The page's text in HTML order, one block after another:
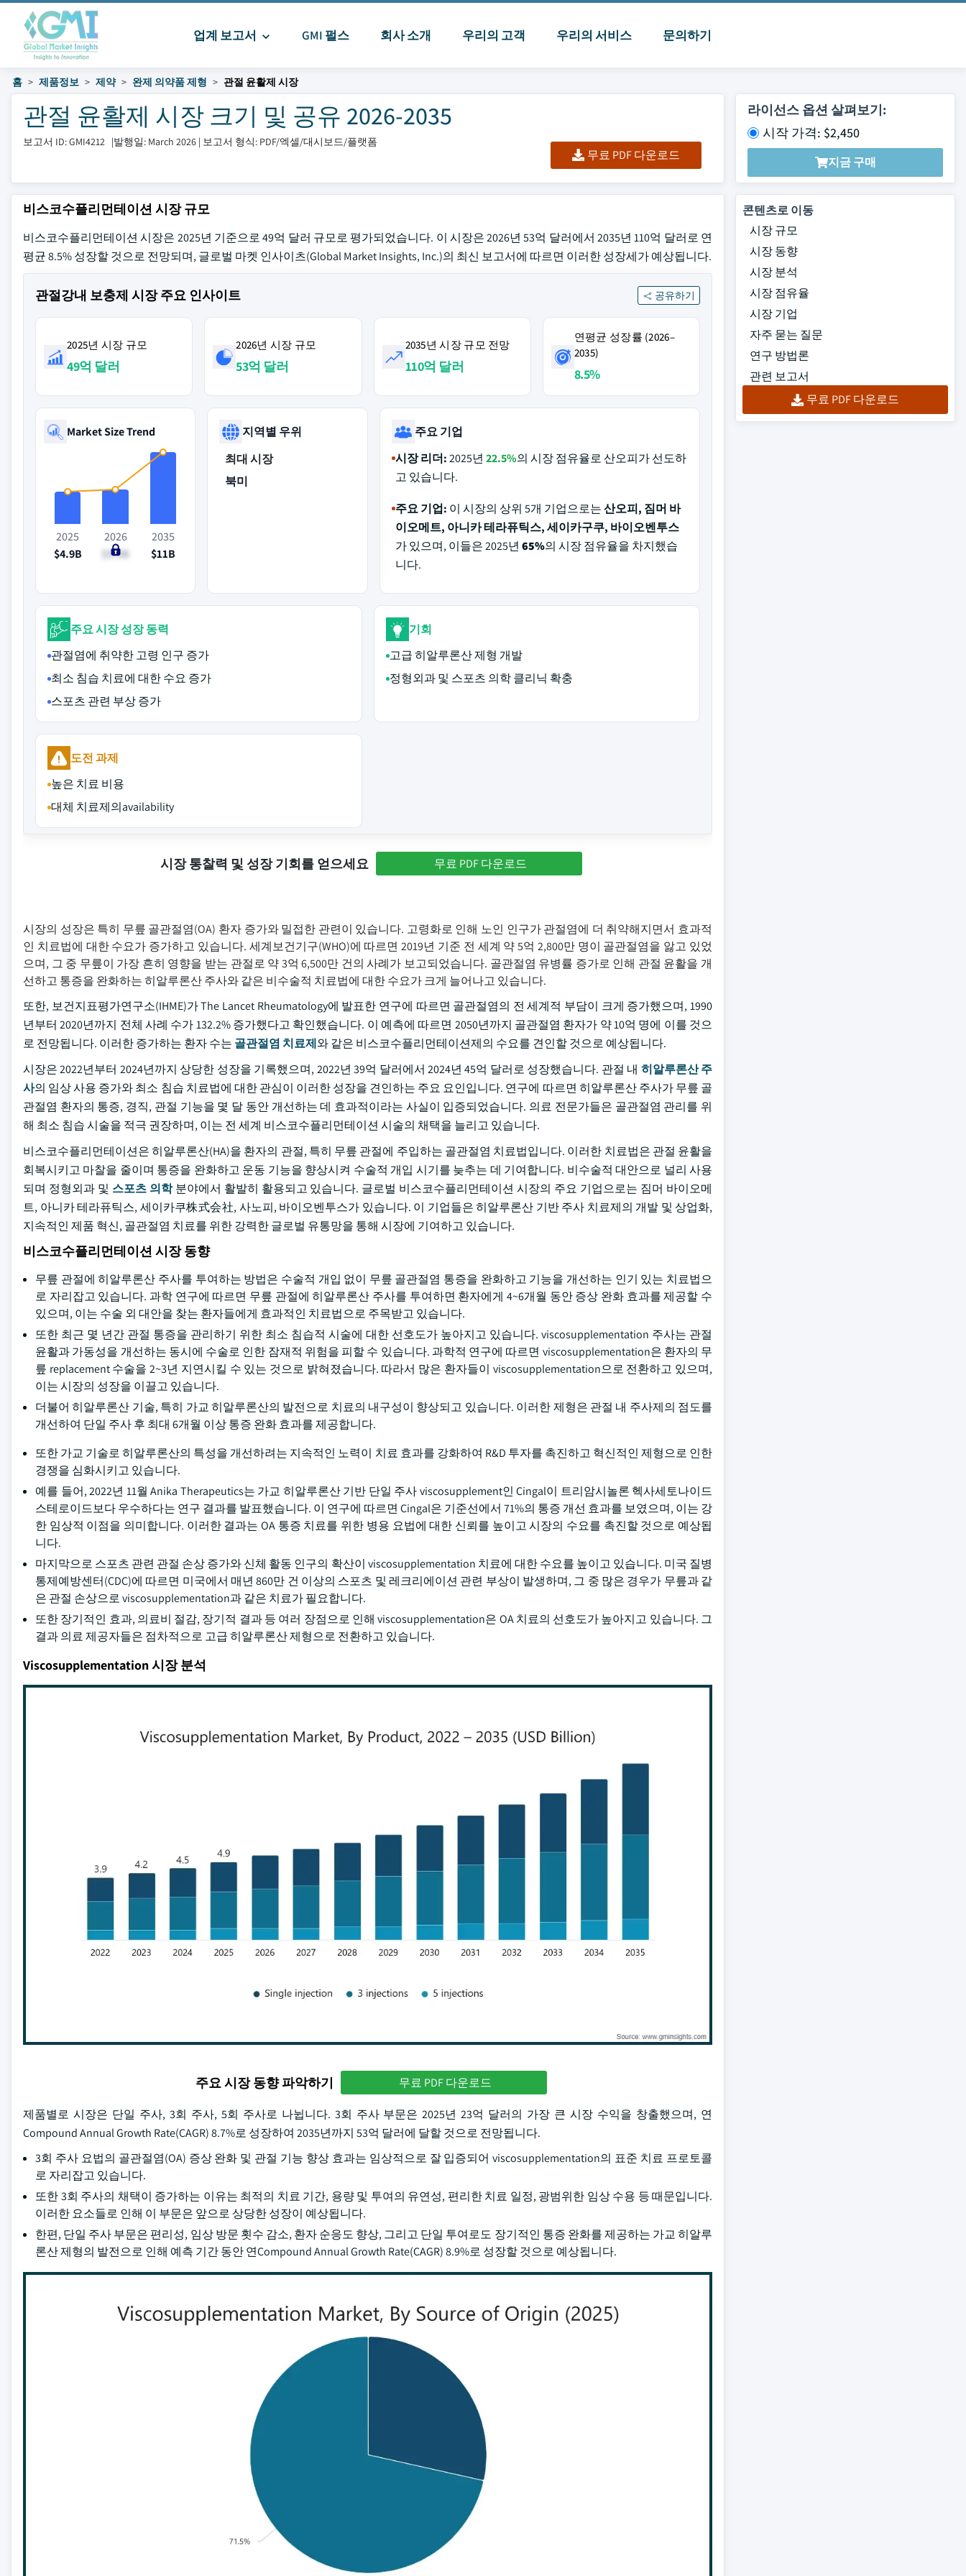
업계 보고서 GMI 펄스 회사 소개 우리의 고객 우리의 서비스 문의하기
홈 제품정보 제약 완제 의약품 제형 관절 윤활제 시장
관절 윤활제 시장 크기 및 공유 2026-2035
보고서 ID: GMI4212 |발행일: March 2026 | 보고서 형식: PDF/엑셀/대시보드/플랫폼
무료 PDF 다운로드
라이선스 옵션 살펴보기:
시작 가격: $2,450
지금 구매
비스코수플리먼테이션 시장 규모
비스코수플리먼테이션 시장은 2025년 기준으로 49억 달러 규모로 평가되었습니다. 이 시장은 2026년 53억 달러에서 2035년 110억 달러로 연
평균 8.5% 성장할 것으로 전망되며, 글로벌 마켓 인사이츠(Global Market Insights, Inc.)의 최신 보고서에 따르면 이러한 성장세가 예상됩니다.
관절강내 보충제 시장 주요 인사이트 공유하기
2025년 시장 규모
49억 달러
2026년 시장 규모
53억 달러
2035년 시장 규모 전망
110억 달러
연평균 성장률 (2026–
2035)
8.5%
Market Size Trend
2025
$4.9B
2026
$5.3B
2035
$11B
지역별 우위
최대 시장
북미
주요 기업
시장 리더:2025년 22.5%의 시장 점유율로 산오피가 선도하
고 있습니다.
주요 기업: 이 시장의 상위 5개 기업으로는산오피, 짐머 바
이오메트, 아니카 테라퓨틱스, 세이카구쿠, 바이오벤투스
가 있으며, 이들은 2025년 65%의 시장 점유율을 차지했습
니다.
주요 시장 성장 동력
관절염에 취약한 고령 인구 증가
최소 침습 치료에 대한 수요 증가
스포츠 관련 부상 증가
기회
고급 히알루론산 제형 개발
정형외과 및 스포츠 의학 클리닉 확충
도전 과제
높은 치료 비용
대체 치료제의availability
시장 통찰력 및 성장 기회를 얻으세요 무료 PDF 다운로드
시장의 성장은 특히 무릎 골관절염(OA) 환자 증가와 밀접한 관련이 있습니다. 고령화로 인해 노인 인구가 관절염에 더 취약해지면서 효과적
인 치료법에 대한 수요가 증가하고 있습니다. 세계보건기구(WHO)에 따르면 2019년 기준 전 세계 약 5억 2,800만 명이 골관절염을 앓고 있었
으며, 그 중 무릎이 가장 흔히 영향을 받는 관절로 약 3억 6,500만 건의 사례가 보고되었습니다. 골관절염 유병률 증가로 인해 관절 윤활을 개
선하고 통증을 완화하는 히알루론산 주사와 같은 비수술적 치료법에 대한 수요가 크게 늘어나고 있습니다.
또한, 보건지표평가연구소(IHME)가 The Lancet Rheumatology에 발표한 연구에 따르면 골관절염의 전 세계적 부담이 크게 증가했으며, 1990
년부터 2020년까지 전체 사례 수가 132.2% 증가했다고 확인했습니다. 이 예측에 따르면 2050년까지 골관절염 환자가 약 10억 명에 이를 것으
로 전망됩니다. 이러한 증가하는 환자 수는 골관절염 치료제와 같은 비스코수플리먼테이션제의 수요를 견인할 것으로 예상됩니다.
시장은 2022년부터 2024년까지 상당한 성장을 기록했으며, 2022년 39억 달러에서 2024년 45억 달러로 성장했습니다. 관절 내 히알루론산 주
사의 임상 사용 증가와 최소 침습 치료법에 대한 관심이 이러한 성장을 견인하는 주요 요인입니다. 연구에 따르면 히알루론산 주사가 무릎 골
관절염 환자의 통증, 경직, 관절 기능을 몇 달 동안 개선하는 데 효과적이라는 사실이 입증되었습니다. 의료 전문가들은 골관절염 관리를 위
해 최소 침습 시술을 적극 권장하며, 이는 전 세계 비스코수플리먼테이션 시술의 채택을 늘리고 있습니다.
비스코수플리먼테이션은 히알루론산(HA)을 환자의 관절, 특히 무릎 관절에 주입하는 골관절염 치료법입니다. 이러한 치료법은 관절 윤활을
회복시키고 마찰을 줄이며 통증을 완화하고 운동 기능을 향상시켜 수술적 개입 시기를 늦추는 데 기여합니다. 비수술적 대안으로 널리 사용
되며 정형외과 및 스포츠 의학분야에서 활발히 활용되고 있습니다. 글로벌 비스코수플리먼테이션 시장의 주요 기업으로는 짐머 바이오메
트, 아니카 테라퓨틱스, 세이카쿠株式会社, 사노피, 바이오벤투스가 있습니다. 이 기업들은 히알루론산 기반 주사 치료제의 개발 및 상업화,
지속적인 제품 혁신, 골관절염 치료를 위한 강력한 글로벌 유통망을 통해 시장에 기여하고 있습니다.
비스코수플리먼테이션 시장 동향
무릎 관절에 히알루론산 주사를 투여하는 방법은 수술적 개입 없이 무릎 골관절염 통증을 완화하고 기능을 개선하는 인기 있는 치료법으
로 자리잡고 있습니다. 과학 연구에 따르면 무릎 관절에 히알루론산 주사를 투여하면 환자에게 4~6개월 동안 증상 완화 효과를 제공할 수
있으며, 이는 수술 외 대안을 찾는 환자들에게 효과적인 치료법으로 주목받고 있습니다.
또한 최근 몇 년간 관절 통증을 관리하기 위한 최소 침습적 시술에 대한 선호도가 높아지고 있습니다. viscosupplementation 주사는 관절
윤활과 가동성을 개선하는 동시에 수술로 인한 잠재적 위험을 피할 수 있습니다. 과학적 연구에 따르면 viscosupplementation은 환자의 무
릎 replacement 수술을 2~3년 지연시킬 수 있는 것으로 밝혀졌습니다. 따라서 많은 환자들이 viscosupplementation으로 전환하고 있으며,
이는 시장의 성장을 이끌고 있습니다.
더불어 히알루론산 기술, 특히 가교 히알루론산의 발전으로 치료의 내구성이 향상되고 있습니다. 이러한 제형은 관절 내 주사제의 점도를
개선하여 단일 주사 후 최대 6개월 이상 통증 완화 효과를 제공합니다.
또한 가교 기술로 히알루론산의 특성을 개선하려는 지속적인 노력이 치료 효과를 강화하여 R&D 투자를 촉진하고 혁신적인 제형으로 인한
경쟁을 심화시키고 있습니다.
예를 들어, 2022년 11월 Anika Therapeutics는 가교 히알루론산 기반 단일 주사 viscosupplement인 Cingal이 트리암시놀론 헥사세토나이드
스테로이드보다 우수하다는 연구 결과를 발표했습니다. 이 연구에 따르면 Cingal은 기준선에서 71%의 통증 개선 효과를 보였으며, 이는 강
한 임상적 이점을 의미합니다. 이러한 결과는 OA 통증 치료를 위한 병용 요법에 대한 신뢰를 높이고 시장의 수요를 촉진할 것으로 예상됩
니다.
마지막으로 스포츠 관련 관절 손상 증가와 신체 활동 인구의 확산이 viscosupplementation 치료에 대한 수요를 높이고 있습니다. 미국 질병
통제예방센터(CDC)에 따르면 미국에서 매년 860만 건 이상의 스포츠 및 레크리에이션 관련 부상이 발생하며, 그 중 많은 경우가 무릎과 같
은 관절 손상으로 viscosupplementation과 같은 치료가 필요합니다.
또한 장기적인 효과, 의료비 절감, 장기적 결과 등 여러 장점으로 인해 viscosupplementation은 OA 치료의 선호도가 높아지고 있습니다. 그
결과 의료 제공자들은 점차적으로 고급 히알루론산 제형으로 전환하고 있습니다.
Viscosupplementation 시장 분석
주요 시장 동향 파악하기 무료 PDF 다운로드
제품별로 시장은 단일 주사, 3회 주사, 5회 주사로 나뉩니다. 3회 주사 부문은 2025년 23억 달러의 가장 큰 시장 수익을 창출했으며, 연
Compound Annual Growth Rate(CAGR) 8.7%로 성장하여 2035년까지 53억 달러에 달할 것으로 전망됩니다.
3회 주사 요법의 골관절염(OA) 증상 완화 및 관절 기능 향상 효과는 임상적으로 잘 입증되어 viscosupplementation의 표준 치료 프로토콜
로 자리잡고 있습니다.
또한 3회 주사의 채택이 증가하는 이유는 최적의 치료 기간, 용량 및 투여의 유연성, 편리한 치료 일정, 광범위한 임상 수용 등 때문입니다.
이러한 요소들로 인해 이 부문은 앞으로 상당한 성장이 예상됩니다.
한편, 단일 주사 부문은 편리성, 임상 방문 횟수 감소, 환자 순응도 향상, 그리고 단일 투여로도 장기적인 통증 완화를 제공하는 가교 히알루
론산 제형의 발전으로 인해 예측 기간 동안 연Compound Annual Growth Rate(CAGR) 8.9%로 성장할 것으로 예상됩니다.
콘텐츠로 이동
시장 규모
시장 동향
시장 분석
시장 점유율
시장 기업
자주 묻는 질문
연구 방법론
관련 보고서
무료 PDF 다운로드